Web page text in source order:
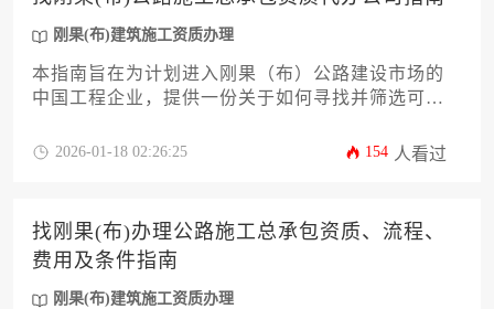
刚果(布)建筑施工资质办理
本指南旨在为计划进入刚果（布）公路建设市场的
中国工程企业，提供一份关于如何寻找并筛选可靠
方案，涵盖资质类型解析、服务商评估标准、合作
2026-01-18 02:26:25 154 人看过
找刚果(布)办理公路施工总承包资质、流程、
费用及条件指南
刚果(布)建筑施工资质办理